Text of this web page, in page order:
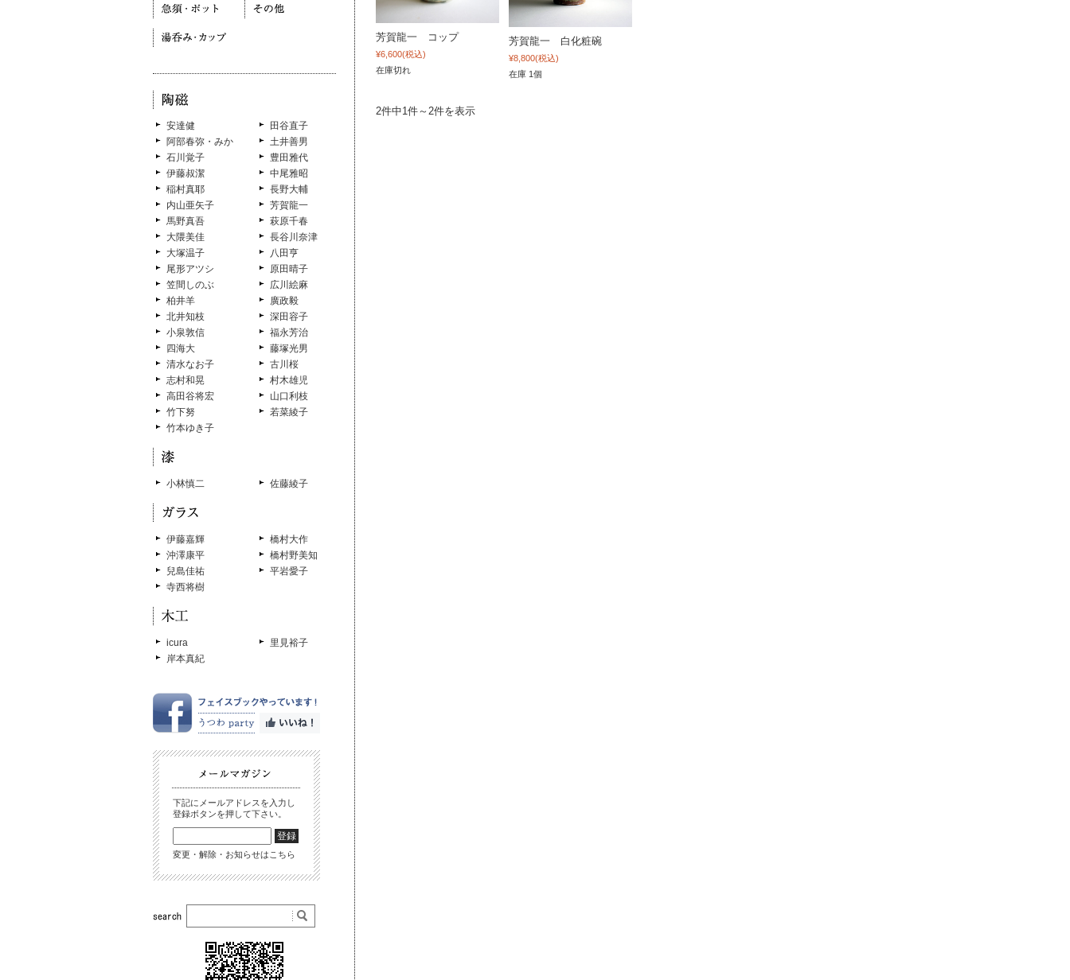
芳賀龍一 コップ
¥6,600(税込)
在庫切れ
芳賀龍一 白化粧碗
¥8,800(税込)
在庫 1個
2件中1件～2件を表示
安達健
阿部春弥・みか
石川覚子
伊藤叔潔
稲村真耶
内山亜矢子
馬野真吾
大隈美佳
大塚温子
尾形アツシ
笠間しのぶ
柏井羊
北井知枝
小泉敦信
四海大
清水なお子
志村和晃
高田谷将宏
竹下努
竹本ゆき子
田谷直子
土井善男
豊田雅代
中尾雅昭
長野大輔
芳賀龍一
萩原千春
長谷川奈津
八田亨
原田晴子
広川絵麻
廣政毅
深田容子
福永芳治
藤塚光男
古川桜
村木雄児
山口利枝
若菜綾子
小林慎二 佐藤綾子
伊藤嘉輝
沖澤康平
兒島佳祐
寺西将樹
橋村大作
橋村野美知
平岩愛子
icura
岸本真紀
里見裕子
下記にメールアドレスを入力し
登録ボタンを押して下さい。
変更・解除・お知らせはこちら